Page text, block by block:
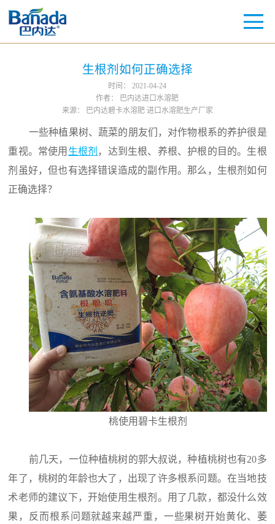
生根剂如何正确选择
时间：
2021-04-24
作者：
巴内达进口水溶肥
来源：
巴内达碧卡水溶肥 进口水溶肥生产厂家
一些种植果树、蔬菜的朋友们，对作物根系的养护很是
重视。常使用 生根剂 ，达到生根、养根、护根的目的。生根
剂虽好，但也有选择错误造成的副作用。那么，生根剂如何
正确选择？
桃使用碧卡生根剂
前几天，一位种植桃树的郭大叔说，种植桃树也有20多
年了，桃树的年龄也大了，出现了许多根系问题。在当地技
术老师的建议下，开始使用生根剂。用了几款，都没什么效
果，反而根系问题就越来越严重，一些果树开始黄化、萎